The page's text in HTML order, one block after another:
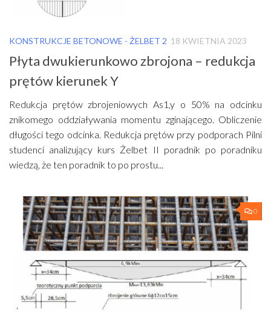
KONSTRUKCJE BETONOWE - ŻELBET 2 18 KWIETNIA 2023
Płyta dwukierunkowo zbrojona – redukcja
prętów kierunek Y
Redukcja prętów zbrojeniowych As1,y o 50% na odcinku
znikomego oddziaływania momentu zginającego. Obliczenie
długości tego odcinka. Redukcja prętów przy podporach Pilni
studenci analizujący kurs Żelbet II poradnik po poradniku
wiedzą, że ten poradnik to po prostu...
0